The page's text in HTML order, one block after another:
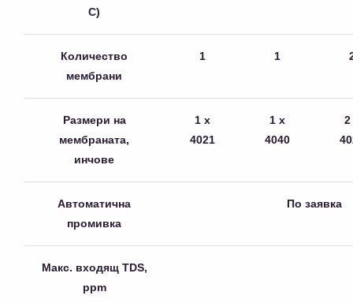
C)
Количество
мембрани
1 1
Размери на
мембраната,
инчове
1 x
4021
1 x
4040
2
Автоматична
промивка
По заявка
Макс. входящ TDS,
ppm